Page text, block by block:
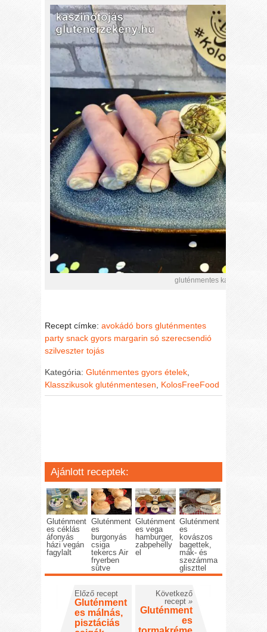
gluténmentes kaszinótojás
Recept címke:avokádó bors gluténmentes
party snack gyors margarin só szerecsendió
szilveszter tojás
Kategória:Gluténmentes gyors ételek
Klasszikusok gluténmentesen
KolosFreeFood
Ajánlott receptek:
Gluténment
es céklás
áfonyás
házi vegán
fagylalt
Gluténment
es
burgonyás
csiga
tekercs Air
fryerben
sütve
Gluténment
es vega
hamburger,
zabpehelly
el
Gluténment
es
kovászos
bagettek,
mák- és
szezámma
gliszttel
Előző recept
Gluténment
es málnás,
pisztáciás
Következő
recept »
Gluténment
es